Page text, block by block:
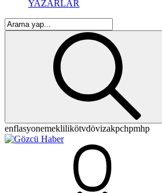
YAZARLAR
enflasyonemeklilikötvdövizakpchpmhp